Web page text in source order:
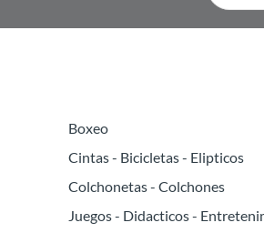
Boxeo
Cintas - Bicicletas - Elipticos
Colchonetas - Colchones
Juegos - Didacticos -